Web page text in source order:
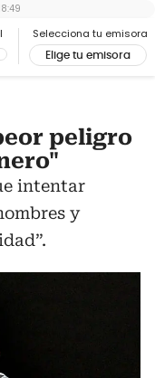
Selecciona tu emisora
Elige tu emisora
peligro
intentar
y